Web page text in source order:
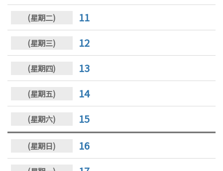
11
12
13
14
15
16